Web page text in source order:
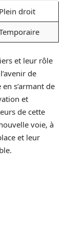
Plein droit
et leur rôle
de
s’armant de
et
de cette
voie, à
et leur